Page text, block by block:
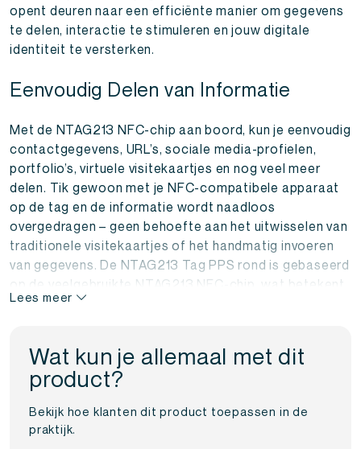
opent deuren naar een efficiënte manier om gegevens
te delen, interactie te stimuleren en jouw digitale
identiteit te versterken.
Eenvoudig Delen van Informatie
Met de NTAG213 NFC-chip aan boord, kun je eenvoudig
contactgegevens, URL’s, sociale media-profielen,
portfolio’s, virtuele visitekaartjes en nog veel meer
delen. Tik gewoon met je NFC-compatibele apparaat
op de tag en de informatie wordt naadloos
overgedragen – geen behoefte aan het uitwisselen van
traditionele visitekaartjes of het handmatig invoeren
van gegevens. De NTAG213 Tag PPS rond is gebaseerd
op de veelgebruikte NTAG213 NFC-chip, wat betekent
dat deze compatibel is met een breed scala aan NFC-
altijd moeiteloos wordt gelezen en geïnterpreteerd,
ongeacht het merk of het model van het apparaat van
Duurzaam en Betrouwbaar
Lees meer
Wat kun je allemaal met dit
product?
Bekijk hoe klanten dit product toepassen in de
praktijk.